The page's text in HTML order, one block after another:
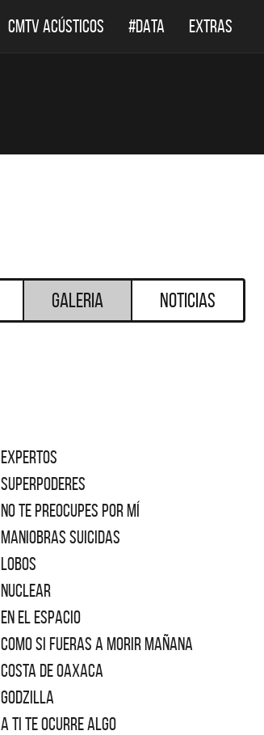
CMTV ACÚSTICOS #DATA EXTRAS
Galeria Noticias
EXPERTOS
SUPERPODERES
NO TE PREOCUPES POR MÍ
MANIOBRAS SUICIDAS
LOBOS
NUCLEAR
EN EL ESPACIO
COMO SI FUERAS A MORIR MAÑANA
COSTA DE OAXACA
GODZILLA
A TI TE OCURRE ALGO
DESTACADOS